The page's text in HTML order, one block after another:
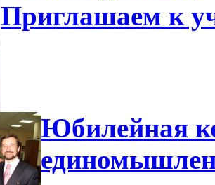
Приглашаем к
Юбилейная